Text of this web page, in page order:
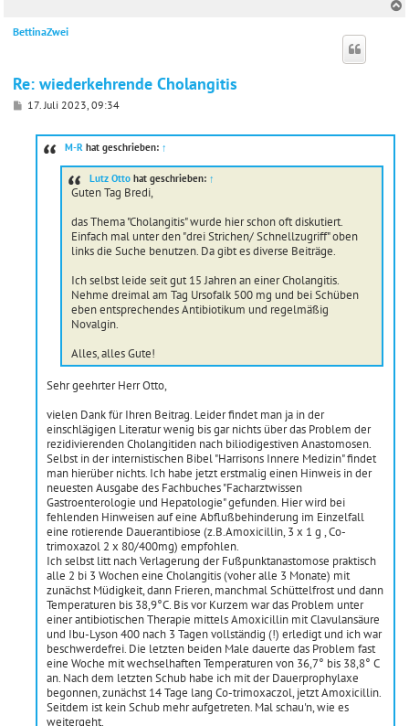
BettinaZwei
Re: wiederkehrende Cholangitis
B17. Juli 2023, 09:34
M-R hat geschrieben: ↑
Lutz Otto hat geschrieben: ↑
Guten Tag Bredi,
das Thema "Cholangitis" wurde hier schon oft diskutiert.
Einfach mal unter den "drei Strichen/ Schnellzugriff" oben
links die Suche benutzen. Da gibt es diverse Beiträge.
Ich selbst leide seit gut 15 Jahren an einer Cholangitis.
Nehme dreimal am Tag Ursofalk 500 mg und bei Schüben
eben entsprechendes Antibiotikum und regelmäßig
Novalgin.
Alles, alles Gute!
Sehr geehrter Herr Otto,
vielen Dank für Ihren Beitrag. Leider findet man ja in der
einschlägigen Literatur wenig bis gar nichts über das Problem der
rezidivierenden Cholangitiden nach biliodigestiven Anastomosen.
Selbst in der internistischen Bibel "Harrisons Innere Medizin" findet
man hierüber nichts. Ich habe jetzt erstmalig einen Hinweis in der
neuesten Ausgabe des Fachbuches "Facharztwissen
Gastroenterologie und Hepatologie" gefunden. Hier wird bei
fehlenden Hinweisen auf eine Abflußbehinderung im Einzelfall
eine rotierende Dauerantibiose (z.B.Amoxicillin, 3 x 1 g , Co-
trimoxazol 2 x 80/400mg) empfohlen.
Ich selbst litt nach Verlagerung der Fußpunktanastomose praktisch
alle 2 bi 3 Wochen eine Cholangitis (voher alle 3 Monate) mit
zunächst Müdigkeit, dann Frieren, manchmal Schüttelfrost und dann
Temperaturen bis 38,9°C. Bis vor Kurzem war das Problem unter
einer antibiotischen Therapie mittels Amoxicillin mit Clavulansäure
und Ibu-Lyson 400 nach 3 Tagen vollständig (!) erledigt und ich war
beschwerdefrei. Die letzten beiden Male dauerte das Problem fast
eine Woche mit wechselhaften Temperaturen von 36,7° bis 38,8° C
an. Nach dem letzten Schub habe ich mit der Dauerprophylaxe
begonnen, zunächst 14 Tage lang Co-trimoxaczol, jetzt Amoxicillin.
Seitdem ist kein Schub mehr aufgetreten. Mal schau'n, wie es
weitergeht.